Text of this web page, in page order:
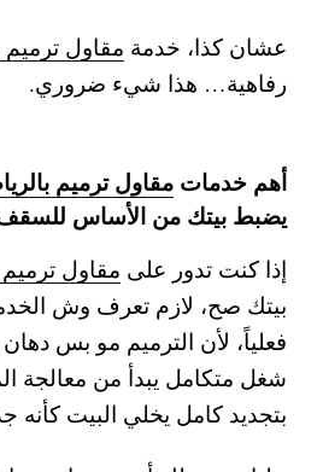
عشان كذا، خدمة مقاول ترميم
رفاهية… هذا شيء ضروري.
أهم خدمات مقاول ترميم
يضبط بيتك من الأساس
إذا كنت تدور على مقاول
بيتك صح، لازم تعرف وش
فعلياً، لأن الترميم مو بس
شغل متكامل يبدأ من معالجة
بتجديد كامل يخلي البيت كأنه